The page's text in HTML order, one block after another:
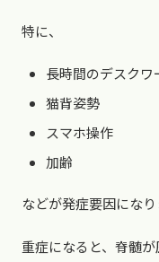
特に、
長時間のデスクワ
猫背姿勢
スマホ操作
加齢
などが発症要因になり
重症になると、脊髄